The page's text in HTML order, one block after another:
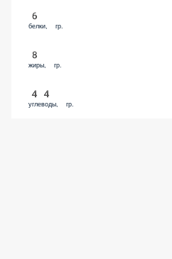
6
белки, гр.
8
жиры, гр.
44
углеводы, гр.